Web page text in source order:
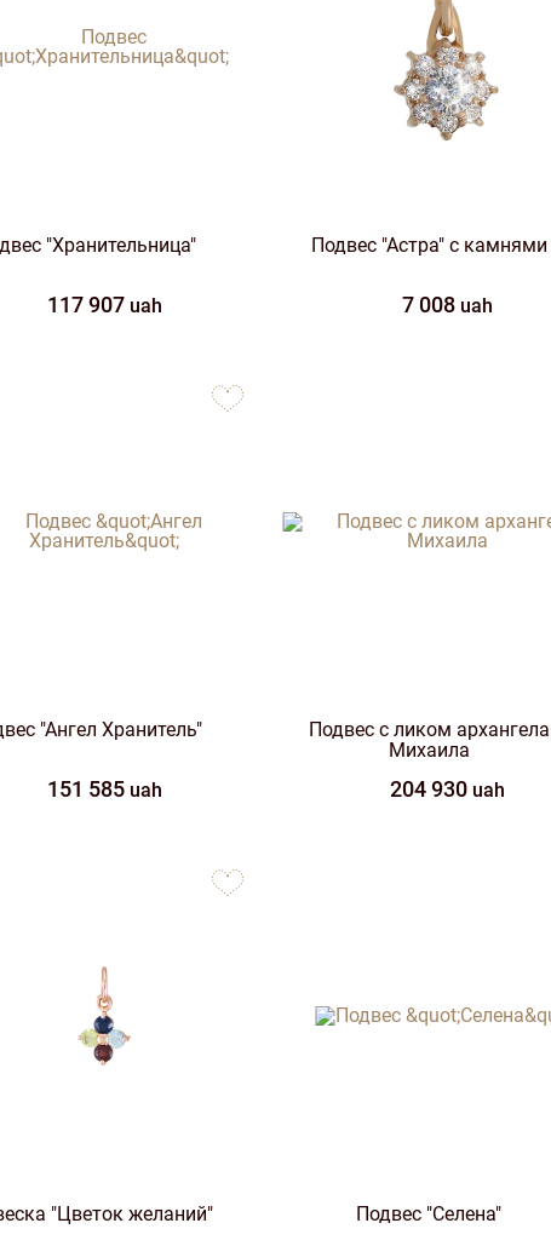
"Хранительница"
117 907 uah
Подвес "Астра" с камнями
7 008 uah
"Ангел Хранитель"
151 585 uah
favorites
Подвес с ликом архангела
Михаила
204 930 uah
"Цветок желаний"
favorites
Подвес "Селена"